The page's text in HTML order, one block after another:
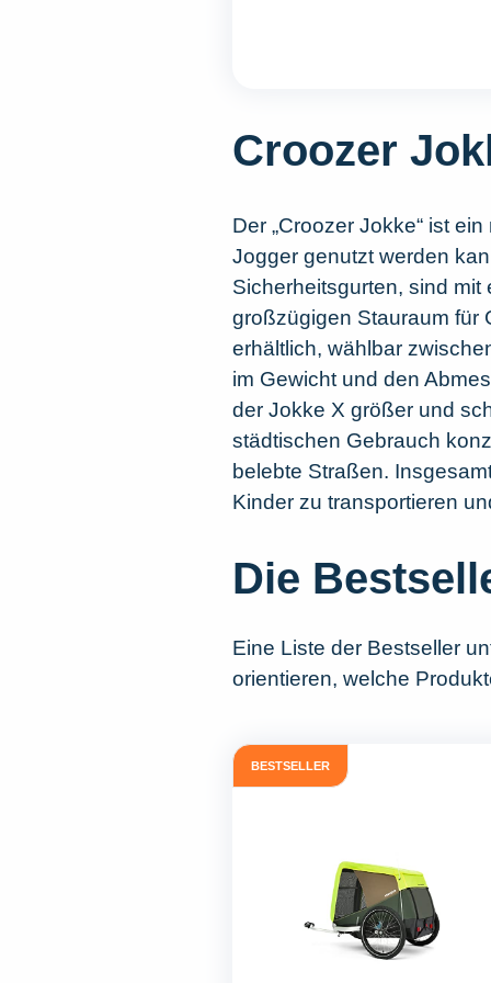
Croozer
Der „Croozer Jokke“ ist
Jogger genutzt werden
Sicherheitsgurten, sind
großzügigen Stauraum für
erhältlich, wählbar
im Gewicht und den
der Jokke X größer und
städtischen Gebrauch
belebte Straßen.
Kinder zu transportieren
Die
Eine Liste der Bestseller
orientieren, welche
BESTSELLER